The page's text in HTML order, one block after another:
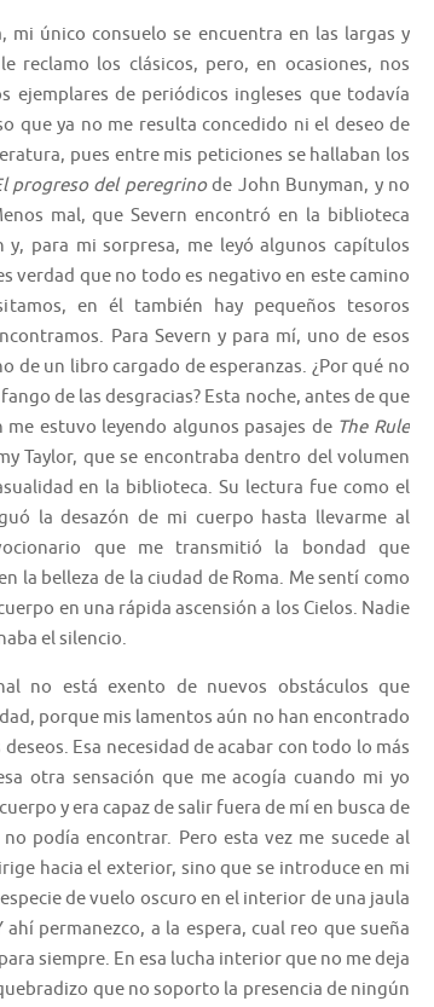
único consuelo se encuentra en las largas y
reclamo los clásicos, pero, en ocasiones, nos
ejemplares de periódicos ingleses que todavía
que ya no me resulta concedido ni el deseo de
pues entre mis peticiones se hallaban los
progreso del peregrinode John Bunyman, y no
mal, que Severn encontró en la biblioteca
para mi sorpresa, me leyó algunos capítulos
verdad que no todo es negativo en este camino
en él también hay pequeños tesoros
Para Severn y para mí, uno de esos
de un libro cargado de esperanzas. ¿Por qué no
de las desgracias? Esta noche, antes de que
estuvo leyendo algunos pasajes de The Rule
Taylor, que se encontraba dentro del volumen
en la biblioteca. Su lectura fue como el
la desazón de mi cuerpo hasta llevarme al
que me transmitió la bondad que
la belleza de la ciudad de Roma. Me sentí como
en una rápida ascensión a los Cielos. Nadie
el silencio.
está exento de nuevos obstáculos que
porque mis lamentos aún no han encontrado
Esa necesidad de acabar con todo lo más
otra sensación que me acogía cuando mi yo
y era capaz de salir fuera de mí en busca de
podía encontrar. Pero esta vez me sucede al
hacia el exterior, sino que se introduce en mi
de vuelo oscuro en el interior de una jaula
permanezco, a la espera, cual reo que sueña
siempre. En esa lucha interior que no me deja
que no soporto la presencia de ningún